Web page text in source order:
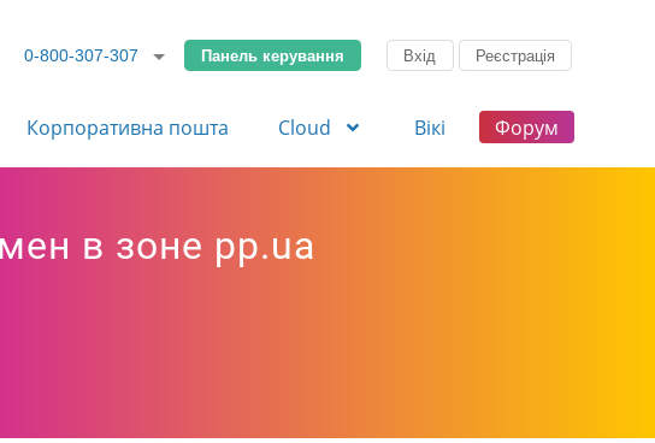
0-800-307-307 Панель керування Вхід Реєстрація
Корпоративна пошта Cloud Вікі Форум
в зоне pp.ua